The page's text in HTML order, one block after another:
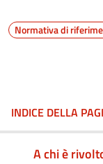
Normativa di
INDICE DELLA
A chi è